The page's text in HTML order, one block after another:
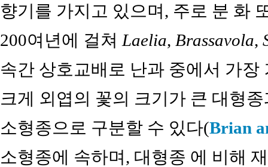
향기를 가지고 있으며, 주로 분 화
200여년에 걸쳐 Laelia, Brassavola,
속간 상호교배로 난과 중에서 가
크게 외엽의 꽃의 크기가 큰 대형
소형종으로 구분할 수 있다(Brian
소형종에 속하며, 대형종 에 비해